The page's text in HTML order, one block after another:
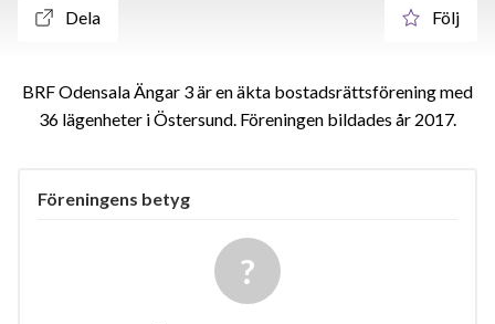
Dela Följ
BRF Odensala Ängar 3 är en äkta bostadsrättsförening med
36 lägenheter i Östersund. Föreningen bildades år 2017
Föreningens betyg